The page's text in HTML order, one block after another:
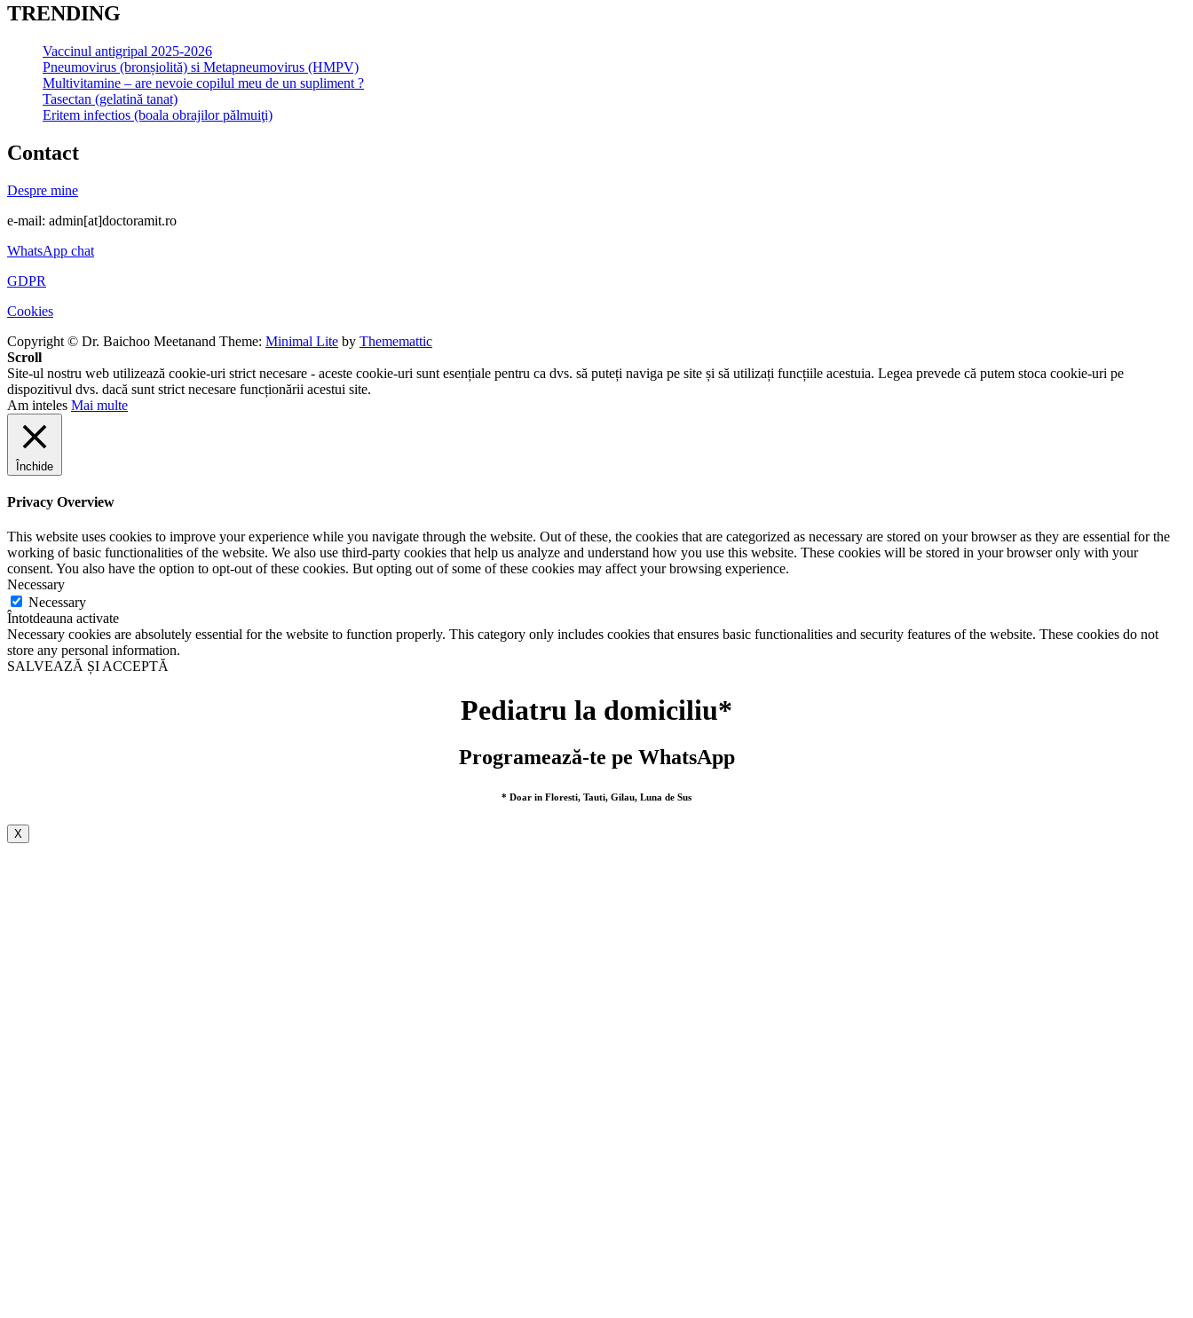
TRENDING
Vaccinul antigripal 2025-2026
Pneumovirus (bronșiolită) si Metapneumovirus (HMPV)
Multivitamine – are nevoie copilul meu de un supliment ?
Tasectan (gelatină tanat)
Eritem infectios (boala obrajilor pălmuiţi)
Contact
Despre mine
e-mail: admin[at]doctoramit.ro
WhatsApp chat
GDPR
Cookies
Copyright © Dr. Baichoo Meetanand Theme: Minimal Lite by Thememattic
Scroll
Site-ul nostru web utilizează cookie-uri strict necesare - aceste cookie-uri sunt esențiale pentru ca dvs. să puteți naviga pe site și să utilizați funcțiile acestuia. Legea prevede că putem stoca cookie-uri pe
dispozitivul dvs. dacă sunt strict necesare funcționării acestui site.
Am inteles Mai multe
Închide
Privacy Overview
This website uses cookies to improve your experience while you navigate through the website. Out of these, the cookies that are categorized as necessary are stored on your browser as they are essential for the
working of basic functionalities of the website. We also use third-party cookies that help us analyze and understand how you use this website. These cookies will be stored in your browser only with your
consent. You also have the option to opt-out of these cookies. But opting out of some of these cookies may affect your browsing experience.
Necessary
Necessary
Întotdeauna activate
Necessary cookies are absolutely essential for the website to function properly. This category only includes cookies that ensures basic functionalities and security features of the website. These cookies do not
store any personal information.
SALVEAZĂ ȘI ACCEPTĂ
Pediatru la domiciliu*
Programează-te pe WhatsApp
* Doar in Floresti, Tauti, Gilau, Luna de Sus
X